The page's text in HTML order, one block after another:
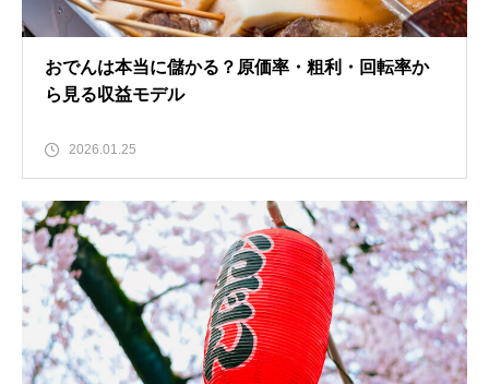
おでんは本当に儲かる？原価率・粗利・回転率か
ら見る収益モデル
2026.01.25